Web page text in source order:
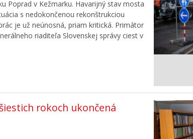
Poprad v Kežmarku. Havarijný stav mosta
s nedokončenou rekonštrukciou
je už neúnosná, priam kritická. Primátor
riaditeľa Slovenskej správy ciest v
rokoch ukončená